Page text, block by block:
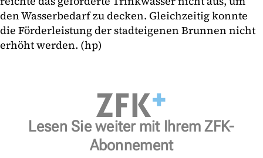
den Wasserbedarf zu decken. Gleichzeitig konnte
die Förderleistung der stadteigenen Brunnen nicht
erhöht werden. (hp)
Lesen Sie weiter mit Ihrem ZFK-
Abonnement